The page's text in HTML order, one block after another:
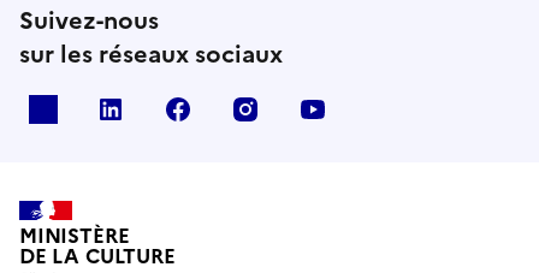
Suivez-nous
sur les réseaux sociaux
linkedin facebook instagram
MINISTÈRE
DE LA CULTURE